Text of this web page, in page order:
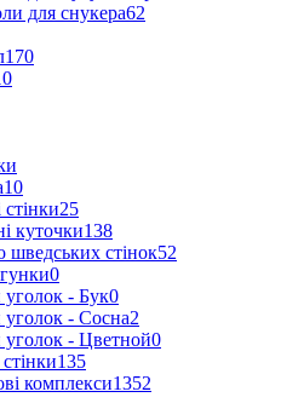
для снукера62
170
10
25
куточки138
шведських стінок52
0
- Бук0
- Сосна2
- Цветной0
135
комплекси1352